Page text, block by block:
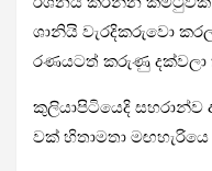
ශානියි වැර­දි­ක­රුවො
ර­ණ­ය­ටත් කරුණු දක්වලා
කුලි­යා­පි­ටි­යෙදි
වක් හිතා­මතා